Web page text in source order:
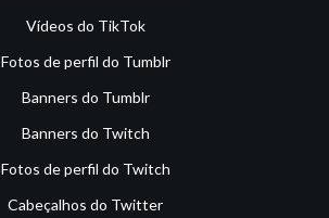
Vídeos do TikTok
Fotos de perfil do Tumblr
Banners do Tumblr
Banners do Twitch
Fotos de perfil do Twitch
Cabeçalhos do Twitter